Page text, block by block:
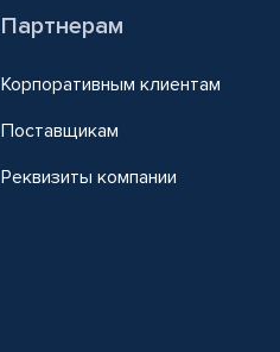
Партнерам
Корпоративным клиентам
Поставщикам
Реквизиты компании